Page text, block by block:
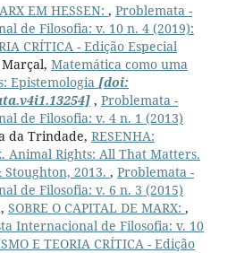
EM HESSEN: , Problemata -
de Filosofia: v. 10 n. 4 (2019):
CRÍTICA - Edição Especial
Marçal, Matemática como uma
Epistemologia [doi:
, Problemata -
de Filosofia: v. 4 n. 1 (2013)
da Trindade, RESENHA:
Animal Rights: All That Matters.
2013. , Problemata -
de Filosofia: v. 6 n. 3 (2015)
SOBRE O CAPITAL DE MARX: ,
Internacional de Filosofia: v. 10
E TEORIA CRÍTICA - Edição